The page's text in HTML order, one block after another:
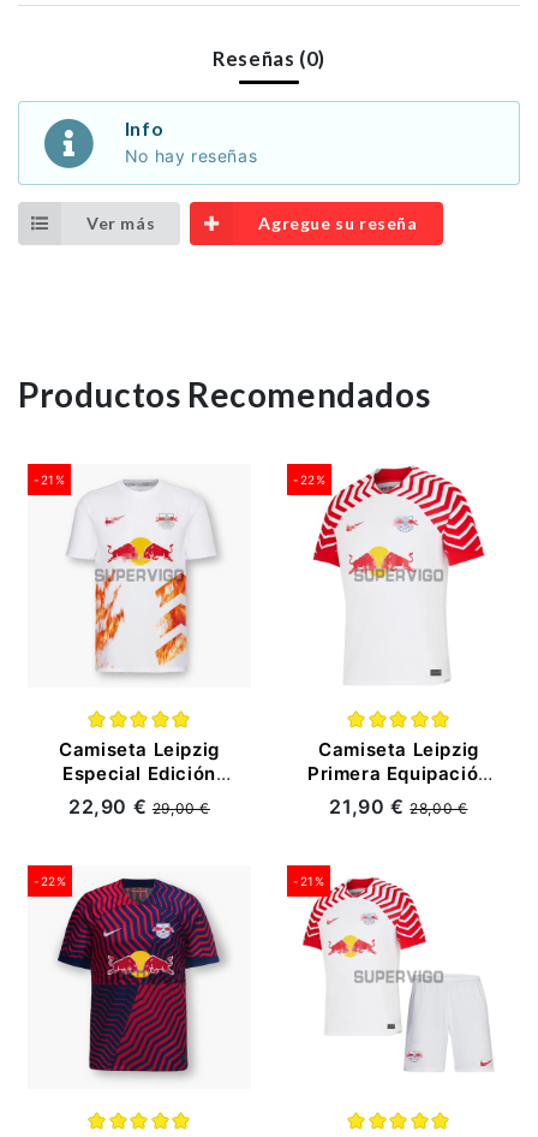
Reseñas (0)
Info
No hay reseñas
Ver más Agregue su reseña
Productos Recomendados
-21%
Camiseta Leipzig
Especial Edición
2023/2024 Blanco
22,90 €29,00 €
-22%
Camiseta Leipzig
Primera Equipación
2023/2024
21,90 €28,00 €
-22% -21%